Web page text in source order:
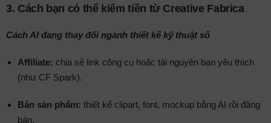
3. Cách bạn có thể kiếm tiền từ Creative Fabrica
Cách AI đang thay đổi ngành thiết kế kỹ thuật số
Affiliate: chia sẻ link công cụ hoặc tài nguyên bạn yêu thích
(như CF Spark).
Bán sản phẩm: thiết kế clipart, font, mockup bằng AI rồi đăng
bán.